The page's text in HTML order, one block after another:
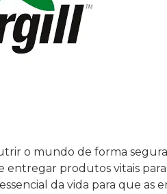
o mundo de forma
produtos vitais
da vida para que